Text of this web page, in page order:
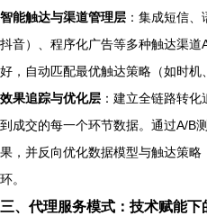
智能触达与渠道管理层 ：集成短信
抖音）、程序化广告等多种触达渠
好，自动匹配最优触达策略（如时机
效果追踪与优化层 ：建立全链路转
到成交的每一个环节数据。通过A/B
果，并反向优化数据模型与触达策略
环。
三、代理服务模式：技术赋能下